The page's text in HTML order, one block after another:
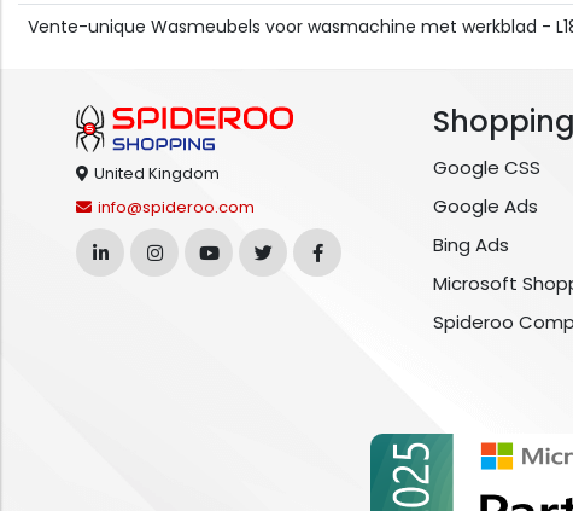
Vente-unique Wasmeubels voor wasmachine met werkblad -
United Kingdom
info@spideroo.com
Google CSS
Google Ads
Bing Ads
Microsoft
Spideroo